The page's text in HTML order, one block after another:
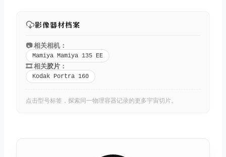
影像器材档案
📷 相关相机：
Mamiya Mamiya 135 EE
🎞️ 相关胶片 ：
Kodak Portra 160
点击型号标签，探索同一物理容器记录的更多宇宙切片。